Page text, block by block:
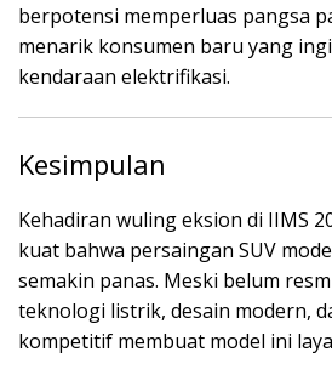
berpotensi memperluas pangsa
menarik konsumen baru yang
kendaraan elektrifikasi.
Kesimpulan
Kehadiran wuling eksion di IIMS
kuat bahwa persaingan SUV
semakin panas. Meski belum
teknologi listrik, desain modern,
kompetitif membuat model ini